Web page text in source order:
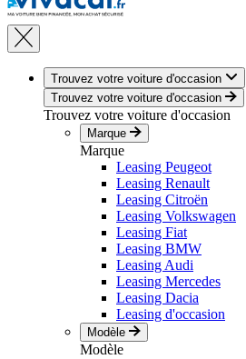
Trouvez votre voiture d'occasion
Trouvez votre voiture d'occasion
Trouvez votre voiture d'occasion
Marque
Marque
Leasing Peugeot
Leasing Renault
Leasing Citroën
Leasing Volkswagen
Leasing Fiat
Leasing BMW
Leasing Audi
Leasing Mercedes
Leasing Dacia
Leasing d'occasion
Modèle
Modèle